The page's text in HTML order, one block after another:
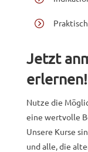
Jetzt
erlernen!
Nutze die
eine wertvolle
Unsere Kurse
und alle, die